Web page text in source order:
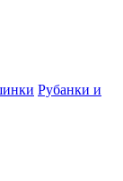
Рубанки и